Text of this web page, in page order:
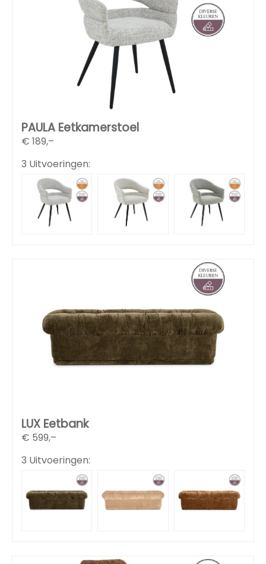
PAULA Eetkamerstoel
€ 189,–
3 Uitvoeringen:
LUX Eetbank
€ 599,–
3 Uitvoeringen: